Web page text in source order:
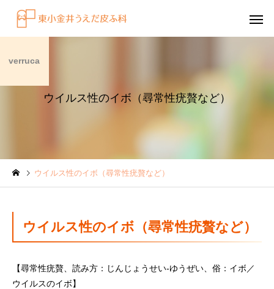
水虫（足白癬）を放置する
円形脱毛症になぜ「光
～エキシマライト（紫
ウイルス性のイボ（尋常性疣贅など）
verruca
ウイルス性のイボ（尋常性疣贅など）
ウイルス性のイボ（尋常性疣贅など）
【尋常性疣贅、読み方：じんじょうせい-ゆうぜい、俗：イボ／
ウイルスのイボ】